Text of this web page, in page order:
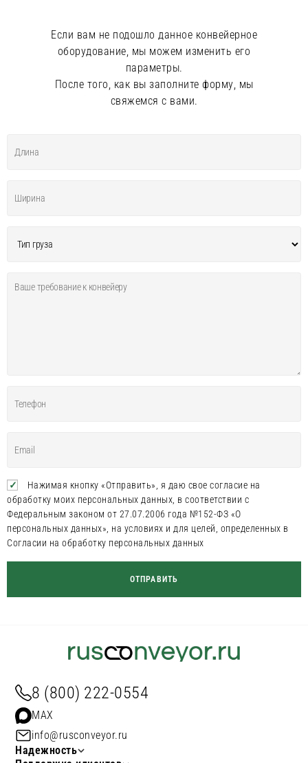
Если вам не подошло данное конвейерное
оборудование, мы можем изменить его
параметры.
После того, как вы заполните форму, мы
свяжемся с вами.
Нажимая кнопку «Отправить», я даю свое согласие на
обработку моих персональных данных, в соответствии с
Федеральным законом от 27.07.2006 года №152-ФЗ «О
персональных данных», на условиях и для целей, определенных в
Согласии на обработку персональных данных
8 (800) 222-0554
MAX
info@rusconveyor.ru
Надежность